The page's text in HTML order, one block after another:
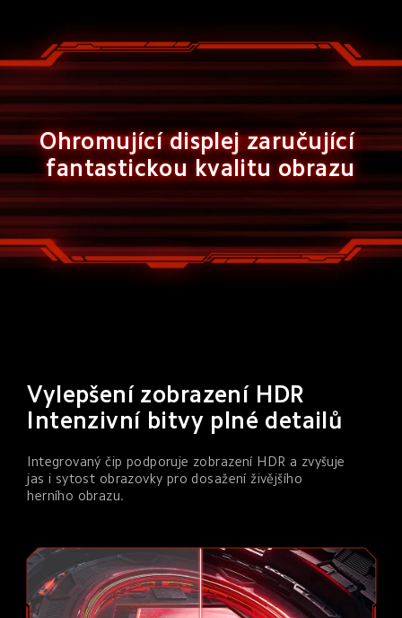
Ohromující displej zaručující
fantastickou kvalitu obrazu
Vylepšení zobrazení HDR
Intenzivní bitvy plné detailů
Integrovaný čip podporuje zobrazení HDR a zvyšuje
jas i sytost obrazovky pro dosažení živějšího
herního obrazu.